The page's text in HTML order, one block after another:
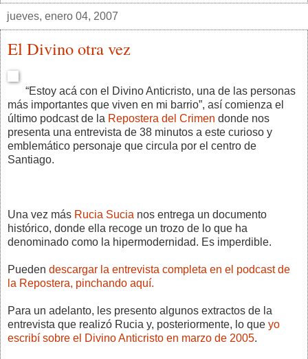
jueves, enero 04, 2007
El Divino otra vez
“Estoy acá con el Divino Anticristo, una de las personas
más importantes que viven en mi barrio”, así comienza el
último podcast de la Repostera del Crimen donde nos
presenta una entrevista de 38 minutos a este curioso y
emblemático personaje que circula por el centro de
Santiago.
Una vez más Rucia Sucia nos entrega un documento
histórico, donde ella recoge un trozo de lo que ha
denominado como la hipermodernidad. Es imperdible.
Pueden descargar la entrevista completa en el podcast de
la Repostera, pinchando aquí.
Para un adelanto, les presento algunos extractos de la
entrevista que realizó Rucia y, posteriormente, lo que yo
escribí sobre el Divino Anticristo en marzo de 2005.